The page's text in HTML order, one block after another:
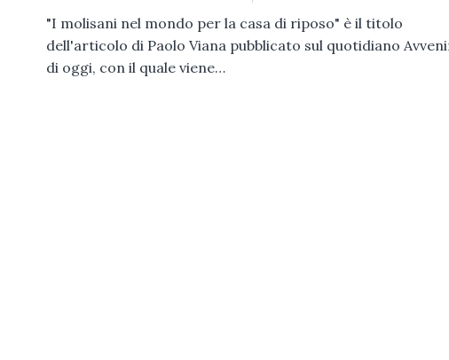
"I molisani nel mondo per la casa di riposo" è il titolo
dell'articolo di Paolo Viana pubblicato sul quotidiano
di oggi, con il quale viene…